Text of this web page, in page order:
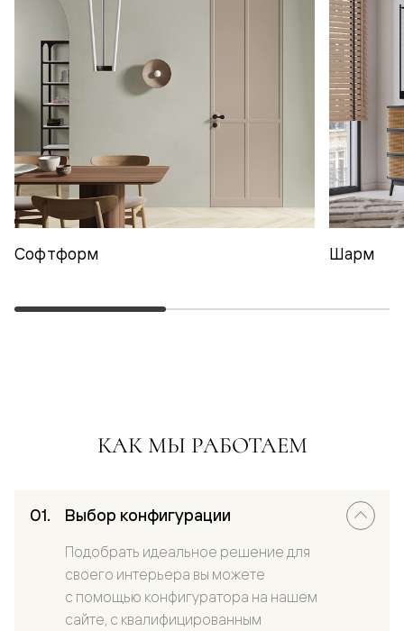
Софтформ Шарм
КАК МЫ РАБОТАЕМ
Выбор конфигурации
Подобрать идеальное решение для
своего интерьера вы можете
с помощью конфигуратора на нашем
сайте, с квалифицированным